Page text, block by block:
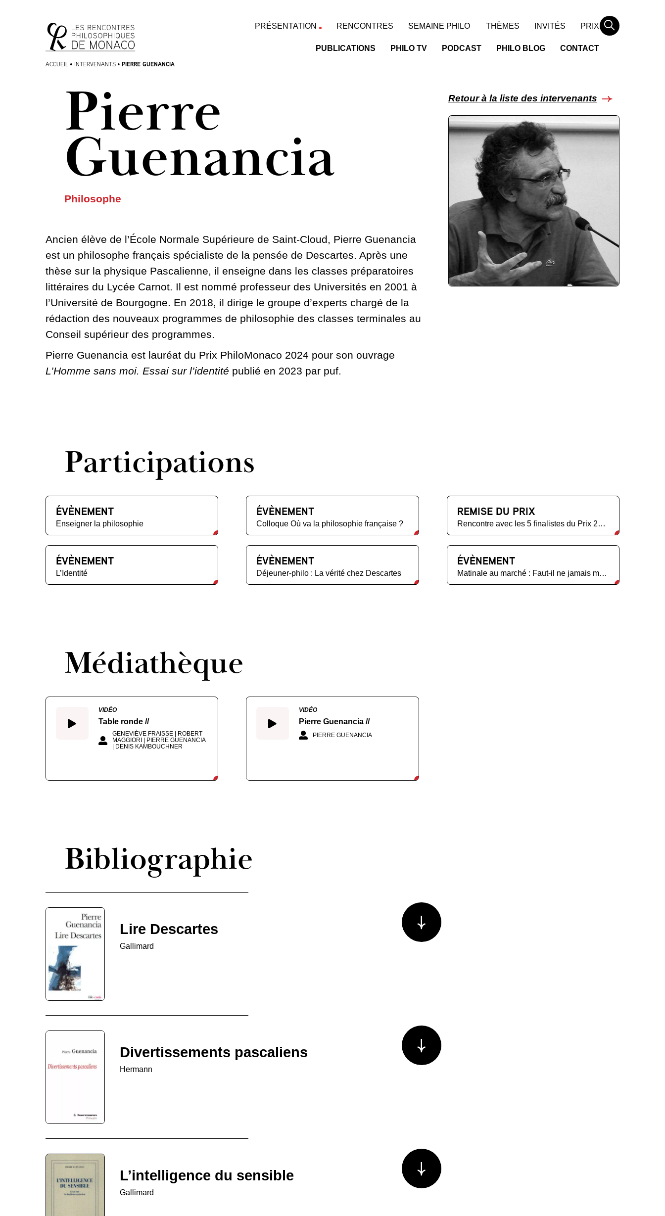
contenu
PRÉSENTATION RENCONTRES SEMAINE PHILO THÈMES INVITÉS PRIX
PUBLICATIONS PHILO TV PODCAST PHILO BLOG CONTACT
Rechercher
ACCUEIL • INTERVENANTS • PIERRE GUENANCIA
Pierre
Guenancia
Philosophe
Ancien élève de l’École Normale Supérieure de Saint-Cloud, Pierre Guenancia
est un philosophe français spécialiste de la pensée de Descartes. Après une
thèse sur la physique Pascalienne, il enseigne dans les classes préparatoires
littéraires du Lycée Carnot. Il est nommé professeur des Universités en 2001 à
l’Université de Bourgogne. En 2018, il dirige le groupe d’experts chargé de la
rédaction des nouveaux programmes de philosophie des classes terminales au
Conseil supérieur des programmes.
Pierre Guenancia est lauréat du Prix PhiloMonaco 2024 pour son ouvrage
L’Homme sans moi. Essai sur l’identité publié en 2023 par puf.
Retour à la liste des intervenants
Participations
ÉVÈNEMENT
Enseigner la philosophie
ÉVÈNEMENT
Colloque Où va la philosophie française ?
REMISE DU PRIX
Rencontre avec les 5 finalistes du Prix 2024
ÉVÈNEMENT
L’Identité
ÉVÈNEMENT
Déjeuner-philo : La vérité chez Descartes
ÉVÈNEMENT
Matinale au marché : Faut-il ne jamais mentir ?
Médiathèque
VIDÉO
Table ronde //
GENEVIÈVE FRAISSE | ROBERT
MAGGIORI | PIERRE GUENANCIA
| DENIS KAMBOUCHNER
VIDÉO
Pierre Guenancia //
PIERRE GUENANCIA
Bibliographie
Lire Descartes
Gallimard
Voir plus/moins d'information sur le livre
Divertissements pascaliens
Hermann
Voir plus/moins d'information sur le livre
L’intelligence du sensible
Gallimard
Voir plus/moins d'information sur le livre